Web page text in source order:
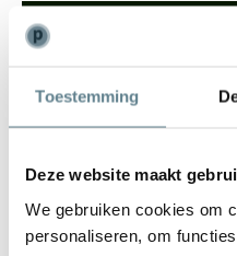
Toestemming
Deze website maakt
We gebruiken cookies om
personaliseren, om
team!
Bel0344-228104
Mail